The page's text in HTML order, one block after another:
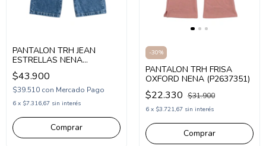
PANTALON TRH JEAN
ESTRELLAS NENA
(P2637357)
$43.900
$39.510 con Mercado Pago
6 x $7.316,67 sin interés
Comprar
-30%
PANTALON TRH FRISA
OXFORD NENA (P2637351)
$22.330 $31.900
6 x $3.721,67 sin interés
Comprar